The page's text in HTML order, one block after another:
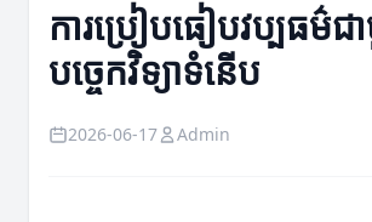
ការប្រៀបធៀបវប្បធម៌
បច្ចេកវិទ្យាទំនើប
2026-06-17 Admin